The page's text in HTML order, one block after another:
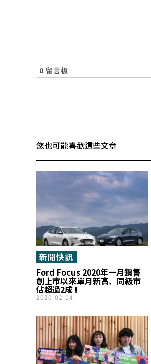
0 留言板
您也可能喜歡這些文章
Ford Focus 2020年一月銷售
創上市以來單月新高、同級市
佔超過2成 !
新聞快訊
2020-02-04